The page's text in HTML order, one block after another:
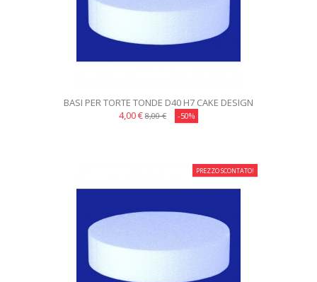
BASI PER TORTE TONDE D40 H7 CAKE DESIGN
4,00 € 8,00 € -50%
PREZZO SCONTATO!